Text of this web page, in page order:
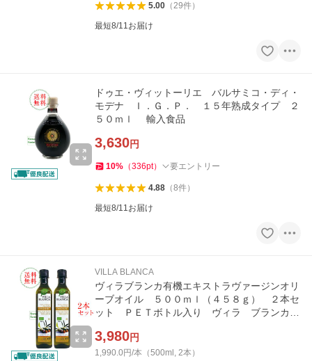
5.00（29件）
最短8/11お届け
ドゥエ・ヴィットーリエ バルサミコ・ディ・
モデナ Ｉ．Ｇ．Ｐ． １５年熟成タイプ ２
５０ｍｌ 輸入食品
3,630円
10% （336pt） 要エントリー
4.88（8件）
最短8/11お届け
VILLA BLANCA
ヴィラブランカ有機エキストラヴァージンオリ
ーブオイル ５００ｍｌ（４５８ｇ） ２本セ
ット ＰＥＴボトル入り ヴィラ ブランカ
3,980円
1,990.0円/本（500ml, 2本）